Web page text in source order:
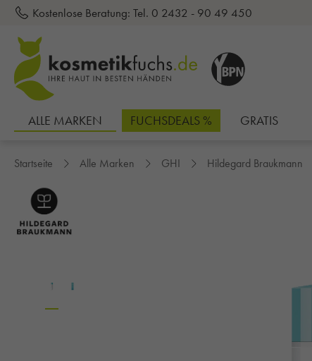
springen
Kostenlose Beratung: Tel. 0 2432 - 90 49 450
ALLE MARKEN FUCHSDEALS % GRATIS
Startseite Alle Marken GHI Hildegard Braukmann